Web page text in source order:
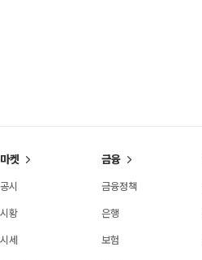
마켓
공시
시황
시세
금융
금융정책
은행
보험